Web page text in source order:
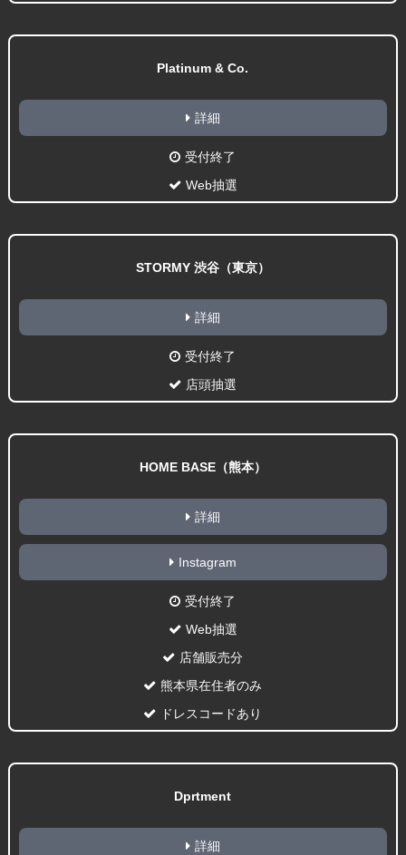
Platinum & Co.
詳細
受付終了
Web抽選
STORMY 渋谷（東京）
詳細
受付終了
店頭抽選
HOME BASE（熊本）
詳細
Instagram
受付終了
Web抽選
店舗販売分
熊本県在住者のみ
ドレスコードあり
Dprtment
詳細